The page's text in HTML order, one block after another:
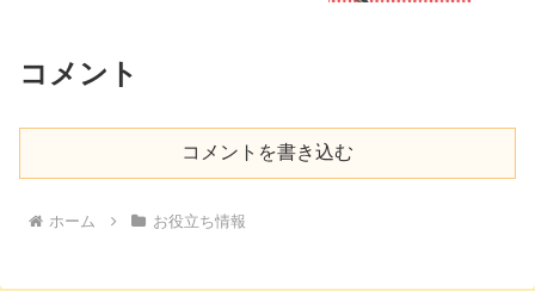
コメント
コメントを書き込む
ホーム お役立ち情報